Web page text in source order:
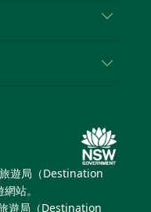
NSW）媒體中
遊局（Destination
站。
遊局（Destination